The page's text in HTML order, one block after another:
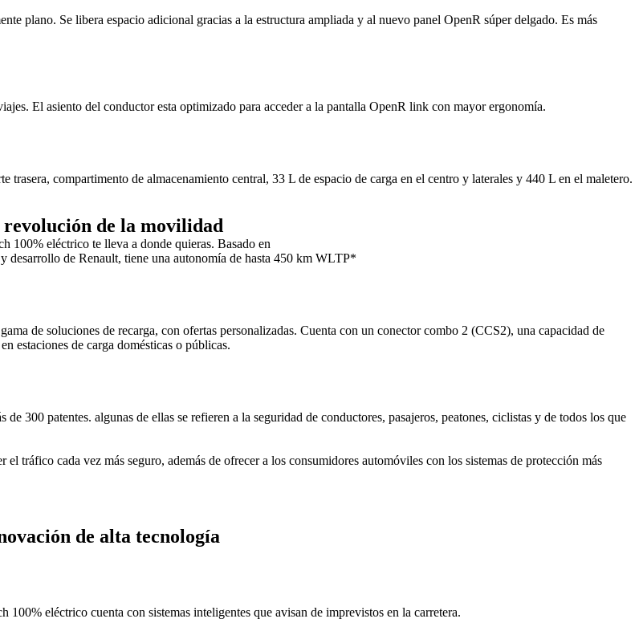
plano. Se libera espacio adicional gracias a la estructura ampliada y al nuevo panel OpenR súper delgado. Es más
El asiento del conductor esta optimizado para acceder a la pantalla OpenR link con mayor ergonomía.
compartimento de almacenamiento central, 33 L de espacio de carga en el centro y laterales y 440 L en el maletero.
de la movilidad
100% eléctrico te lleva a donde quieras. Basado en
desarrollo de Renault, tiene una autonomía de hasta 450 km WLTP*
de soluciones de recarga, con ofertas personalizadas. Cuenta con un conector combo 2 (CCS2), una capacidad de
estaciones de carga domésticas o públicas.
300 patentes. algunas de ellas se refieren a la seguridad de conductores, pasajeros, peatones, ciclistas y de todos los que
tráfico cada vez más seguro, además de ofrecer a los consumidores automóviles con los sistemas de protección más
de alta tecnología
eléctrico cuenta con sistemas inteligentes que avisan de imprevistos en la carretera.